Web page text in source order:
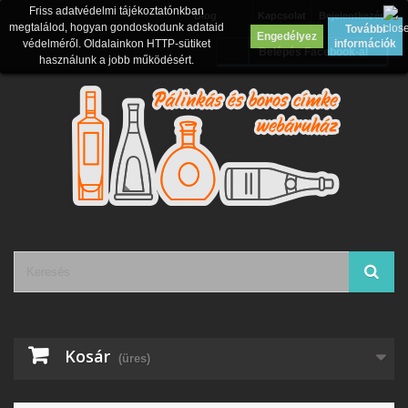
Bejelentkezés
Blog
Belépés Facebook-al
Kosár (üres)
Friss adatvédelmi tájékoztatónkban
megtalálod, hogyan gondoskodunk adataid
védelméről. Oldalainkon HTTP-sütiket
használunk a jobb működésért.
Engedélyez
További
információk